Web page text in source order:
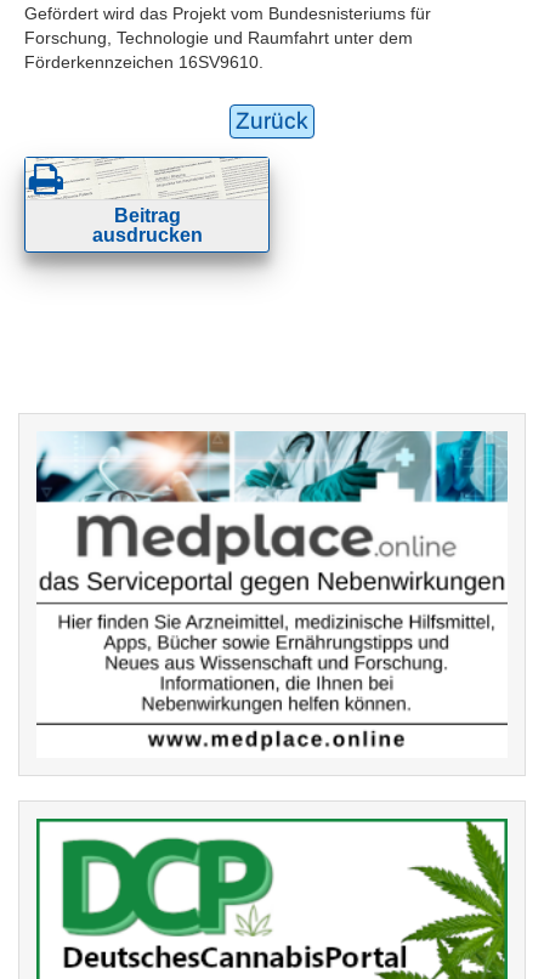
Gefördert wird das Projekt vom Bundesnisteriums für
Forschung, Technologie und Raumfahrt unter dem
Förderkennzeichen 16SV9610.
Zurück
Beitrag
ausdrucken